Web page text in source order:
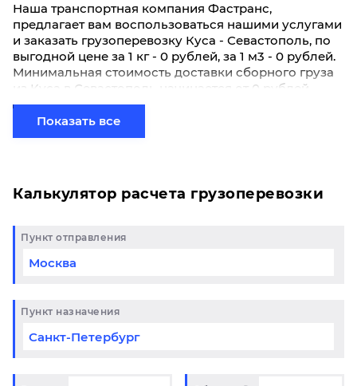
Наша транспортная компания Фастранс,
предлагает вам воспользоваться нашими услугами
и заказать грузоперевозку Куса - Севастополь, по
выгодной цене за 1 кг - 0 рублей, за 1 м3 - 0 рублей.
Минимальная стоимость доставки сборного груза
из Куса в Севастополь начинается от 0 рублей.
Если вы хотите отправить свой груз сборной
партией по готовому маршруту в Севастополь и у
вас возникли вопросы, свяжитесь с нашим
Показать все
Калькулятор расчета грузоперевозки
Пункт отправления
Пункт назначения